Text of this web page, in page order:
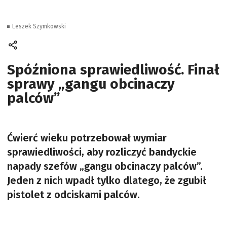
Spóźniona sprawiedliwość. Finał
sprawy „gangu obcinaczy
palców”
Ćwierć wieku potrzebował wymiar
sprawiedliwości, aby rozliczyć bandyckie
napady szefów „gangu obcinaczy palców”.
Jeden z nich wpadł tylko dlatego, że zgubił
pistolet z odciskami palców.
Leszek Szymkowski